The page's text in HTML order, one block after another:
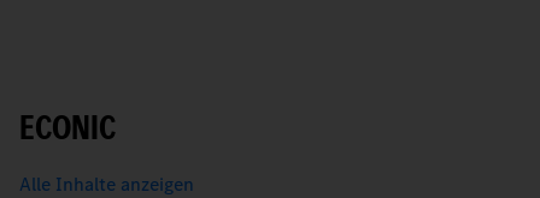
ECONIC
Alle Inhalte anzeigen